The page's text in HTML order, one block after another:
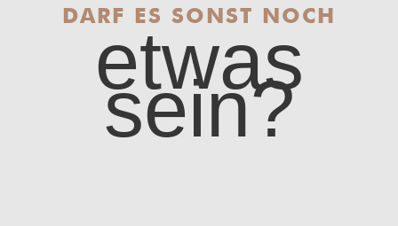
DARF ES SONST NOCH
etwas
sein?